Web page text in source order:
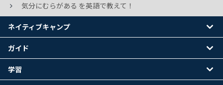
気分にむらがある を英語で教えて！
ネイティブキャンプ
ガイド
学習